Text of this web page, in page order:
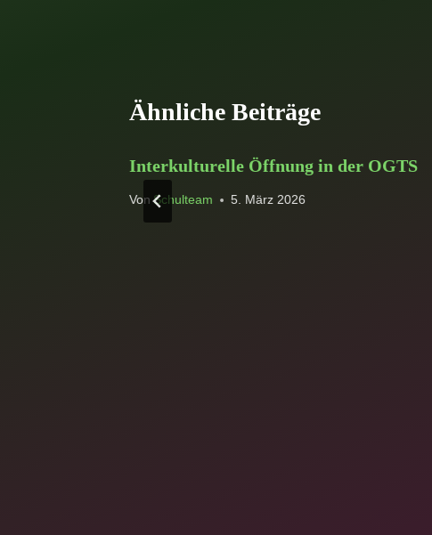
Ähnliche Beiträge
Interkulturelle Öffnung in der OGTS
Von Schulteam 5. März 2026